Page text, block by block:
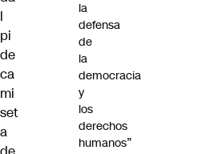
l
pi
de
ca
mi
set
a
la
defensa
de
la
democracia
y
los
derechos
humanos”